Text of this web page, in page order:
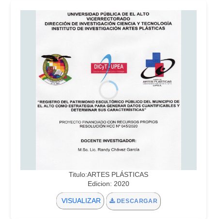
Titulo:ARTES PLÁSTICAS
Edicion: 2020
VISUALIZAR DESCARGAR